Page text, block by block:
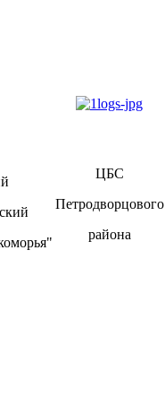
ЦБС
Петродворцового
района